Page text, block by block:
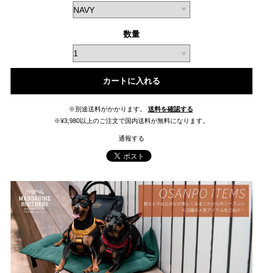
数量
カートに入れる
※別途送料がかかります。
送料を確認する
※¥3,980以上のご注文で国内送料が無料になります。
通報する